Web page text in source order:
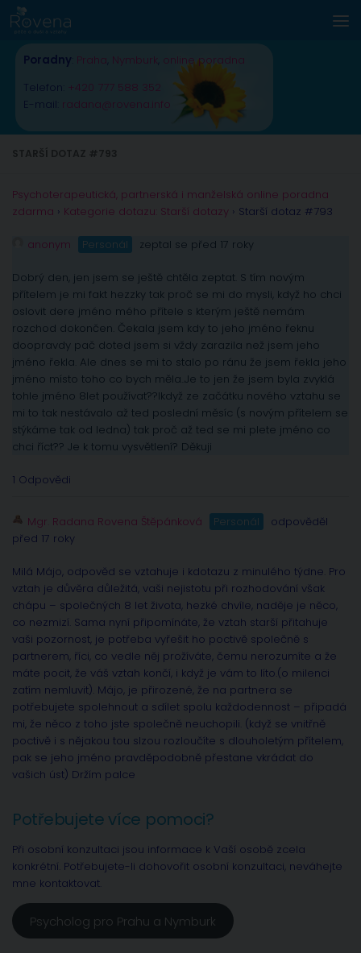
Skip to content
Poradny Praha Nymburk online poradna
Telefon: +420 777 588 352
E-mail: radana@rovena.info
Psychoterapeutická, partnerská i manželská online poradna
zdarma › Kategorie dotazu: Starší dotazy › Starší dotaz #793
anonym Personál zeptal se před 17 roky
Dobrý den, jen jsem se ještě chtěla zeptat. S tím novým
přítelem je mi fakt hezzky tak proč se mi do mysli, když ho chci
oslovit dere jméno mého přítele s kterým ještě nemám
rozchod dokončen. Čekala jsem kdy to jeho jméno řeknu
doopravdy pač doted jsem si vždy zarazila než jsem jeho
jméno řekla. Ale dnes se mi to stalo po ránu že jsem řekla jeho
jméno místo toho co bych měla..Je to jen že jsem byla zvyklá
tohle jméno 8let používat??Ikdyž ze začátku nového vztahu se
mi to tak nestávalo až ted poslední měsíc (s novým přítelem se
stýkáme tak od ledna) tak proč až ted se mi plete jméno co
chci říct?? Je k tomu vysvětlení? Děkuji
1 Odpovědi
Mgr. Radana Rovena Štěpánková Personál
odpověděl
před 17 roky
Milá Májo, odpověd se vztahuje i kdotazu z minulého týdne. Pro
vztah je důvěra důležitá, vaši nejistotu při rozhodování však
chápu – společných 8 let života, hezké chvíle, naděje je něco,
co nezmizí. Sama nyní připomínáte, že vztah starší přitahuje
vaši pozornost, je potřeba vyřešit ho poctivě společně s
partnerem, říci, co vedle něj prožíváte, čemu nerozumíte a že
máte pocit, že váš vztah končí, i když je vám to líto.(o milenci
zatím nemluvit). Májo, je přirozené, že na partnera se
potřebujete spolehnout a sdílet spolu každodennost – připadá
mi, že něco z toho jste společně neuchopili. (když se vnitřně
poctivě i s nějakou tou slzou rozloučíte s dlouholetým přítelem,
pak se jeho jméno pravděpodobně přestane vkrádat do
vašich úst) Držím palce
Potřebujete více pomoci?
Při osobní konzultaci jsou informace k Vaší osobě zcela
konkrétní. Potřebujete-li dohovořit osobní konzultaci, neváhejte
mne kontaktovat.
Psycholog pro Prahu a Nymburk